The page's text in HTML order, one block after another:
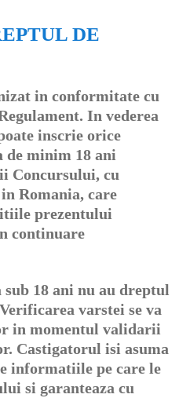
DE
in conformitate cu
In vederea
inscrie orice
de minim 18 ani
Concursului, cu
Romania, care
prezentului
continuare
sub 18 ani nu au dreptul
varstei se va
in momentul validarii
Castigatorul isi asuma
informatiile pe care le
si garanteaza cu